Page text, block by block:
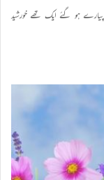
ہو گئے ایک تھے خورشید